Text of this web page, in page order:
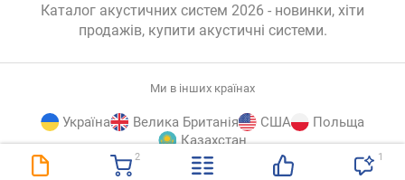
2 1
Каталог акустичних систем 2026 - новинки, хіти
продажів, купити акустичні системи.
Ми в інших країнах
Україна Велика Британія США
Польща
Казахстан